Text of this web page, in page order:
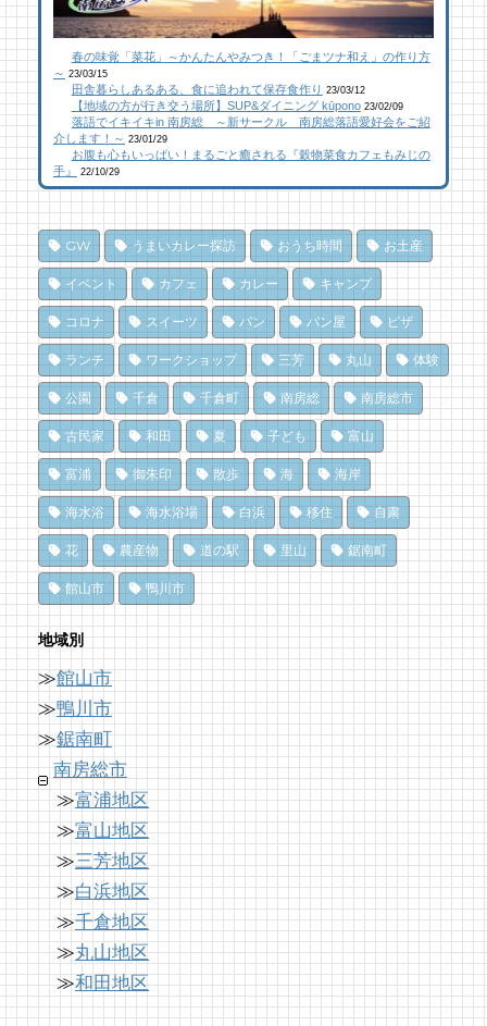
【コラボ】ジビエも揃う、鮮度抜群の南房総
おさかなセンター【安房國テレビ】
23 views|byなべたゆかり
南房総こんな素敵な所があった！| かじか橋
19 views|byCAT SEA KURO
海辺のナポリターノピザ「Goccia(ゴッチ
ャ)」
15 views|byMitchi3
乗馬初心者の私でも、海辺を楽しく散策でき
た！ 乗馬体験レポート
14 views | byなべたゆかり
ドライブ休憩にオススメ！「とみうら元気倶
楽部」でホッと一息♪
13 views|byフジイ ミツコ
南房総の海を食らう！天然ところてん専門店
「ところてん小屋 青木」
13 views |by原みりか
和田町仁我浦で、エコヴィレッジUMIKAZE
開拓中！
12 views|byあわみなこ
南房総・岩井にクラフトビール醸造所。体験
を届ける新たな拠点へ
12 views|byなべたゆかり
館山にオープン！地域の素材からはじめる物
作り工房
107 views|byなべたゆかり
南房総こんな素敵な所があった！| かじか橋
100 views|byCAT SEA KURO
【コラボ】ジビエも揃う、鮮度抜群の南房総
おさかなセンター【安房國テレビ】
84 views|byなべたゆかり
夏のごほうびにこだわりのかき氷を風菓堂で
75 views|byフジイ ミツコ
乗馬初心者の私でも、海辺を楽しく散策でき
た！ 乗馬体験レポート
74 views| by なべたゆかり
夏だ、クジラ到来。クジラに会いに和田町に
行こう！〈前編〉
69 views|byshouji naomi
ドライブ休憩にオススメ！「とみうら元気倶
楽部」でホッと一息♪
64 views|byフジイ ミツコ
南房総の海を食らう！天然ところてん専門店
「ところてん小屋 青木」
63 views|by原みりか
南房総パン屋めぐり【２】
橋本屋製パン店（館山市）
12,847 views|bychoco-love
南房総こんな素敵な所があった！| かじか橋
12,020 views|byCAT SEA KURO
南房総の海を食らう！天然ところてん専門店
「ところてん小屋 青木」
10,865 views|by原みりか
南房総パン屋めぐり【3】石窯パン工房そろ
そろ（鴨川市）前編パン
10,837 views| by choco-love
南房総パン屋めぐり【１】
クリケット（鴨川市）
10,470 views|bychoco-love
冬でも楽しめる！沖ノ島の無人島探検！
10,163 views|by福美
洗濯は持ち帰らない！カフェ併設のコインラ
ンドリーで帰宅前に洗濯
8,896 views|byなべたゆかり
「房総の駅とみうら」で夕食を済ませて渋滞
を回避しよう！
8,764 views|byari-iku
春の味覚「菜花」～かんたんやみつき！「ごまツナ和え」の作り方
～ 23/03/15
田舎暮らしあるある、食に追われて保存食作り 23/03/12
【地域の方が行き交う場所】SUP&ダイニング kūpono 23/02/09
落語でイキイキin 南房総 ～新サークル 南房総落語愛好会をご紹
介します！～ 23/01/29
お腹も心もいっぱい！まるごと癒される『穀物菜食カフェもみじの
手』
22/10/29
GW うまいカレー探訪 おうち時間 お土産
イベント カフェ カレー キャンプ
コロナ スイーツ パン パン屋 ピザ
ランチ ワークショップ 三芳 丸山 体験
公園 千倉 千倉町 南房総 南房総市
古民家 和田 夏 子ども 富山
富浦 御朱印 散歩 海 海岸
海水浴 海水浴場 白浜 移住 自粛
花 農産物 道の駅 里山 鋸南町
館山市 鴨川市
地域別
≫館山市
≫鴨川市
≫鋸南町
南房総市
≫富浦地区
≫富山地区
≫三芳地区
≫白浜地区
≫千倉地区
≫丸山地区
≫和田地区